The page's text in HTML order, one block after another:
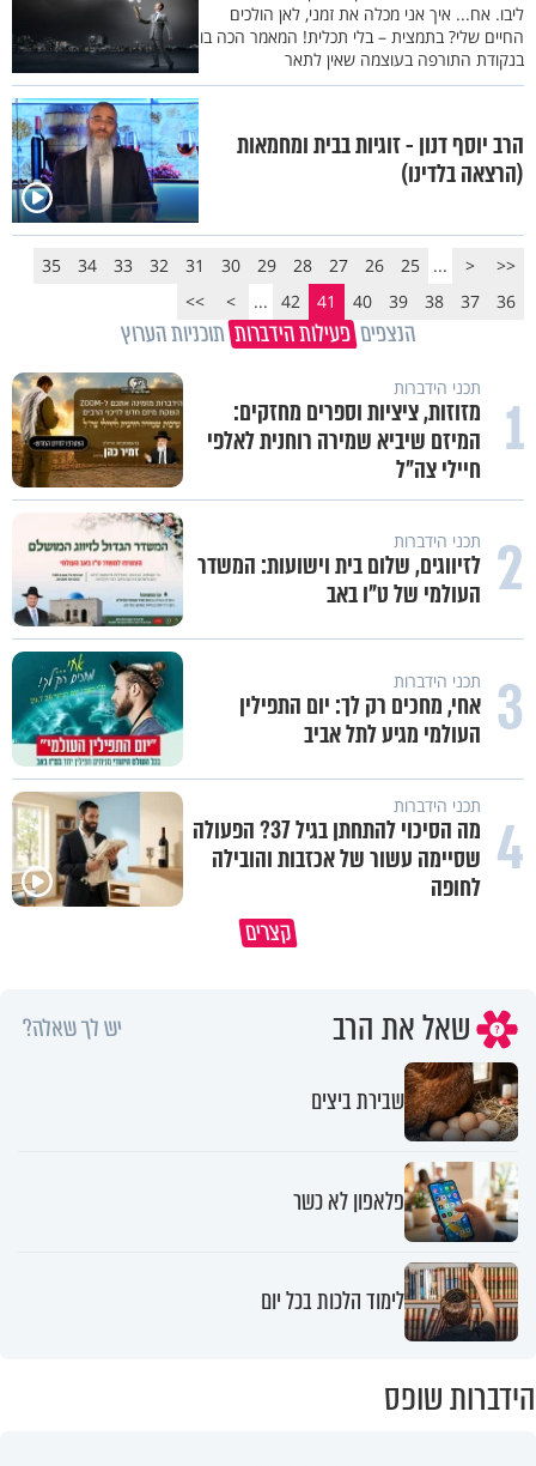
ליבו. אח... איך אני מכלה את זמני, לאן הולכים
החיים שלי? בתמצית – בלי תכלית! המאמר הכה בו
בנקודת התורפה בעוצמה שאין לתאר
הרב יוסף דנון - זוגיות בבית ומחמאות
(הרצאה בלדינו)
<<
<
...
25
26
27
28
29
30
31
32
33
34
35
36
37
38
39
40
41
42
...
>
>>
הנצפים פעילות הידברות תוכניות הערוץ
1 תכני הידברות
מזוזות, ציציות וספרים מחזקים:
המיזם שיביא שמירה רוחנית לאלפי
חיילי צה"ל
2 תכני הידברות
לזיווגים, שלום בית וישועות: המשדר
העולמי של ט"ו באב
3 תכני הידברות
אחי, מחכים רק לך: יום התפילין
העולמי מגיע לתל אביב
4 תכני הידברות
מה הסיכוי להתחתן בגיל 37? הפעולה
שסיימה עשור של אכזבות והובילה
לחופה
קצרים
שאל את הרב יש לך שאלה?
שבירת ביצים
פלאפון לא כשר
לימוד הלכות בכל יום
הידברות שופס